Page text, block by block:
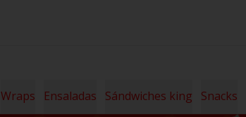
Wraps Ensaladas Sándwiches king Snacks